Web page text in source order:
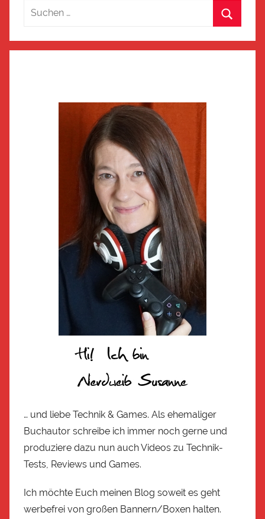
… und liebe Technik & Games. Als ehemaliger
Buchautor schreibe ich immer noch gerne und
produziere dazu nun auch Videos zu Technik-
Tests, Reviews und Games.
Ich möchte Euch meinen Blog soweit es geht
werbefrei von großen Bannern/Boxen halten.